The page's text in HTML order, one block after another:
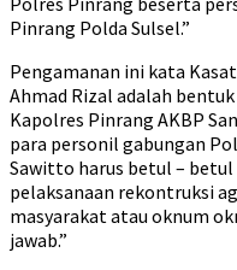
Pinrang Polda Sulsel.”
Pengamanan ini kata
Ahmad Rizal adalah
Kapolres Pinrang AKBP
para personil gabungan
Sawitto harus betul –
pelaksanaan rekontruksi
masyarakat atau oknum
jawab.”